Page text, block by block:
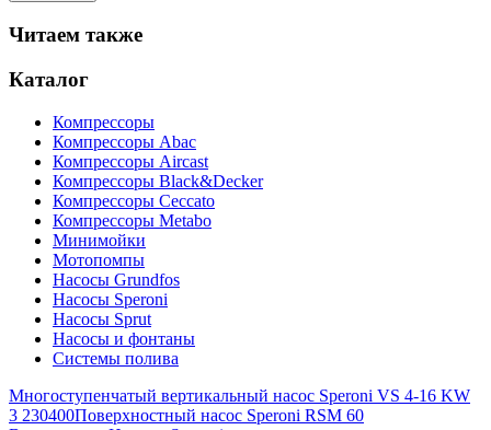
Читаем также
Каталог
Компрессоры
Компрессоры Abac
Компрессоры Aircast
Компрессоры Black&Decker
Компрессоры Ceccato
Компрессоры Metabo
Минимойки
Мотопомпы
Насосы Grundfos
Насосы Speroni
Насосы Sprut
Насосы и фонтаны
Системы полива
Многоступенчатый вертикальный насос Speroni VS 4-16 KW
3 230400Поверхностный насос Speroni RSM 60